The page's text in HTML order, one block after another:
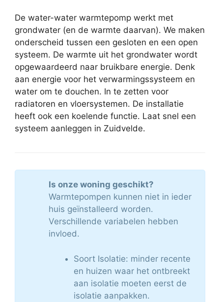
De water-water warmtepomp werkt met
grondwater (en de warmte daarvan). We maken
onderscheid tussen een gesloten en een open
systeem. De warmte uit het grondwater wordt
opgewaardeerd naar bruikbare energie. Denk
aan energie voor het verwarmingssysteem en
water om te douchen. In te zetten voor
radiatoren en vloersystemen. De installatie
heeft ook een koelende functie. Laat snel een
systeem aanleggen in Zuidvelde.
Is onze woning geschikt?
Warmtepompen kunnen niet in ieder
huis geïnstalleerd worden.
Verschillende variabelen hebben
invloed.
Soort Isolatie: minder recente
en huizen waar het ontbreekt
aan isolatie moeten eerst de
isolatie aanpakken.